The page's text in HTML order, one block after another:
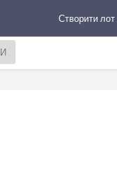
Створити лот